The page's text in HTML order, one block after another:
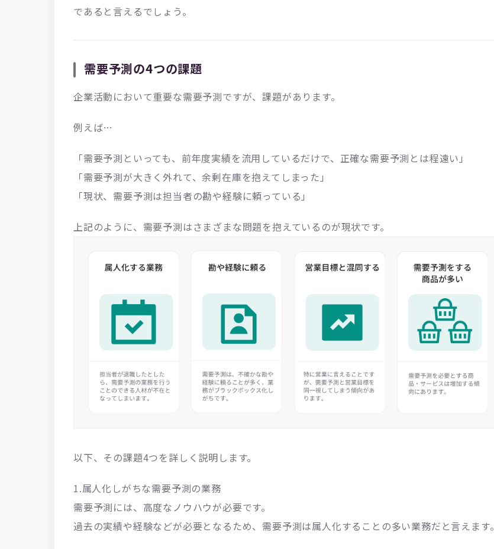
であると言えるでしょう。
需要予測の4つの課題
企業活動において重要な需要予測ですが、課題があります。
例えば…
「需要予測といっても、前年度実績を流用しているだけで、正確な需要予測とは程遠い」
「需要予測が大きく外れて、余剰在庫を抱えてしまった」
「現状、需要予測は担当者の勘や経験に頼っている」
上記のように、需要予測はさまざまな問題を抱えているのが現状です。
以下、その課題4つを詳しく説明します。
1.属人化しがちな需要予測の業務
需要予測には、高度なノウハウが必要です。
過去の実績や経験などが必要となるため、需要予測は属人化することの多い業務だと言えます。